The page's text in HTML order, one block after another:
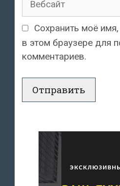
Сохранить моё
в этом браузере для
комментариев.